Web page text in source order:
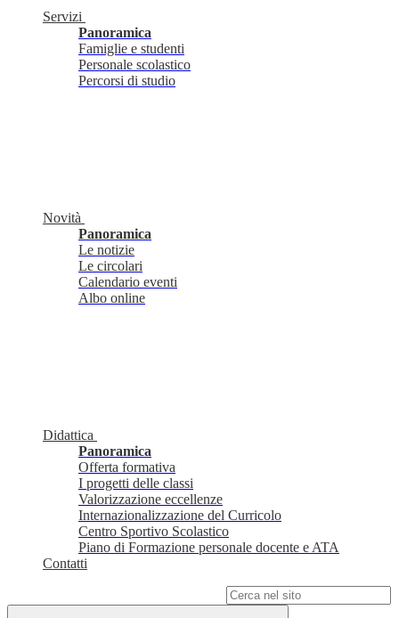
Servizi
Panoramica
Famiglie e studenti
Personale scolastico
Percorsi di studio
Novità
Panoramica
Le notizie
Le circolari
Calendario eventi
Albo online
Didattica
Panoramica
Offerta formativa
I progetti delle classi
Valorizzazione eccellenze
Internazionalizzazione del Curricolo
Centro Sportivo Scolastico
Piano di Formazione personale docente e ATA
Contatti